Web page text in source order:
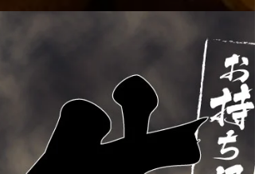
円（税込・送料別） 初回限定...